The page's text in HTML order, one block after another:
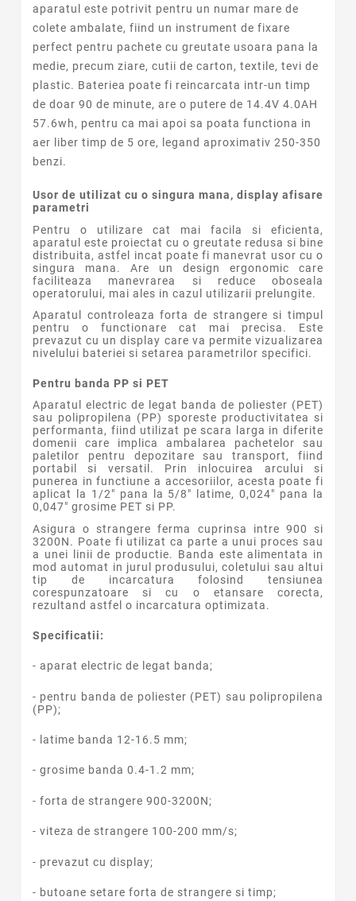
aparatul este potrivit pentru un numar mare de
colete ambalate, fiind un instrument de fixare
perfect pentru pachete cu greutate usoara pana la
medie, precum ziare, cutii de carton, textile, tevi de
plastic. Bateriea poate fi reincarcata intr-un timp
de doar 90 de minute, are o putere de 14.4V 4.0AH
57.6wh, pentru ca mai apoi sa poata functiona in
aer liber timp de 5 ore, legand aproximativ 250-350
benzi.
Usor de utilizat cu o singura mana, display afisare
parametri
Pentru o utilizare cat mai facila si eficienta,
aparatul este proiectat cu o greutate redusa si bine
distribuita, astfel incat poate fi manevrat usor cu o
singura mana. Are un design ergonomic care
faciliteaza manevrarea si reduce oboseala
operatorului, mai ales in cazul utilizarii prelungite.
Aparatul controleaza forta de strangere si timpul
pentru o functionare cat mai precisa. Este
prevazut cu un display care va permite vizualizarea
nivelului bateriei si setarea parametrilor specifici.
Pentru banda PP si PET
Aparatul electric de legat banda de poliester (PET)
sau polipropilena (PP) sporeste productivitatea si
performanta, fiind utilizat pe scara larga in diferite
domenii care implica ambalarea pachetelor sau
paletilor pentru depozitare sau transport, fiind
portabil si versatil. Prin inlocuirea arcului si
punerea in functiune a accesoriilor, acesta poate fi
aplicat la 1/2" pana la 5/8" latime, 0,024" pana la
0,047" grosime PET si PP.
Asigura o strangere ferma cuprinsa intre 900 si
3200N. Poate fi utilizat ca parte a unui proces sau
a unei linii de productie. Banda este alimentata in
mod automat in jurul produsului, coletului sau altui
tip de incarcatura folosind tensiunea
corespunzatoare si cu o etansare corecta,
rezultand astfel o incarcatura optimizata.
Specificatii:
- aparat electric de legat banda;
- pentru banda de poliester (PET) sau polipropilena
(PP);
- latime banda 12-16.5 mm;
- grosime banda 0.4-1.2 mm;
- forta de strangere 900-3200N;
- viteza de strangere 100-200 mm/s;
- prevazut cu display;
- butoane setare forta de strangere si timp;